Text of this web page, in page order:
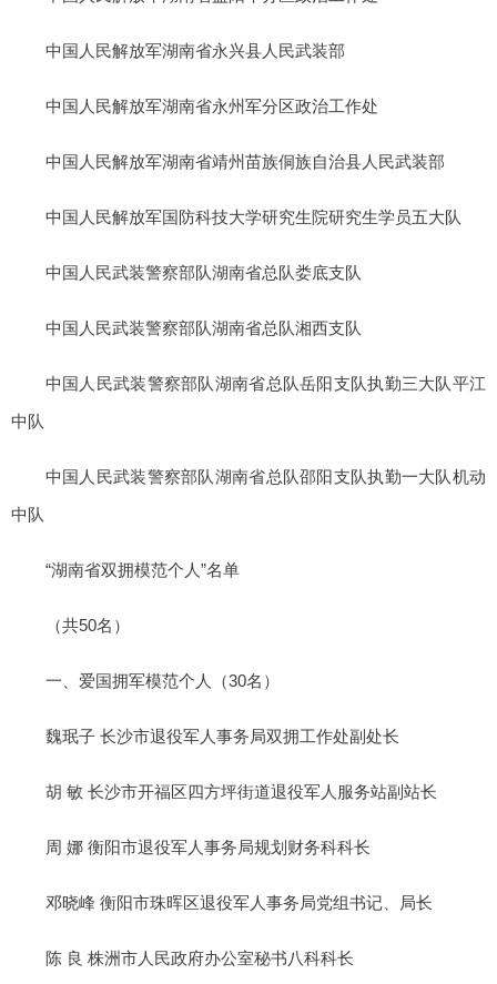
中国人民解放军湖南省永兴县人民武装部
中国人民解放军湖南省永州军分区政治工作处
中国人民解放军湖南省靖州苗族侗族自治县人民武装部
中国人民解放军国防科技大学研究生院研究生学员五大队
中国人民武装警察部队湖南省总队娄底支队
中国人民武装警察部队湖南省总队湘西支队
中国人民武装警察部队湖南省总队岳阳支队执勤三大队平江
中队
中国人民武装警察部队湖南省总队邵阳支队执勤一大队机动
中队
“湖南省双拥模范个人”名单
（共50名）
一、爱国拥军模范个人（30名）
魏珉子 长沙市退役军人事务局双拥工作处副处长
胡 敏 长沙市开福区四方坪街道退役军人服务站副站长
周 娜 衡阳市退役军人事务局规划财务科科长
邓晓峰 衡阳市珠晖区退役军人事务局党组书记、局长
陈 良 株洲市人民政府办公室秘书八科科长